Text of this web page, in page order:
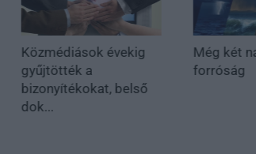
Közmédiások évekig
gyűjtötték a
bizonyítékokat, belső
dok...
Még két
forróság